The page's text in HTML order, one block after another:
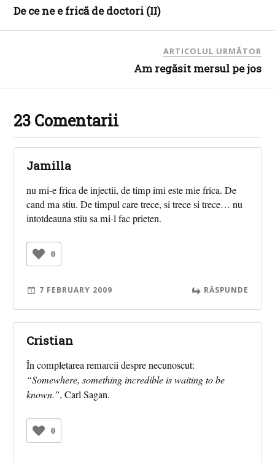
De ce ne e frică de doctori (II)
ARTICOLUL URMĂTOR
Am regăsit mersul pe jos
23 Comentarii
Jamilla
nu mi-e frica de injectii, de timp imi este mie frica. De
cand ma stiu. De timpul care trece, si trece si trece… nu
intotdeauna stiu sa mi-l fac prieten.
0
7 FEBRUARY 2009 RĂSPUNDE
Cristian
În completarea remarcii despre necunoscut:
“Somewhere, something incredible is waiting to be
known.”, Carl Sagan.
0